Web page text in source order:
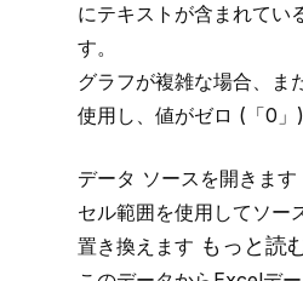
にテキストが含まれてい
す。
グラフが複雑な場合、ま
使用し、値がゼロ (「0」
データ ソースを開きます
セル範囲を使用してソー
置き換えます もっと読